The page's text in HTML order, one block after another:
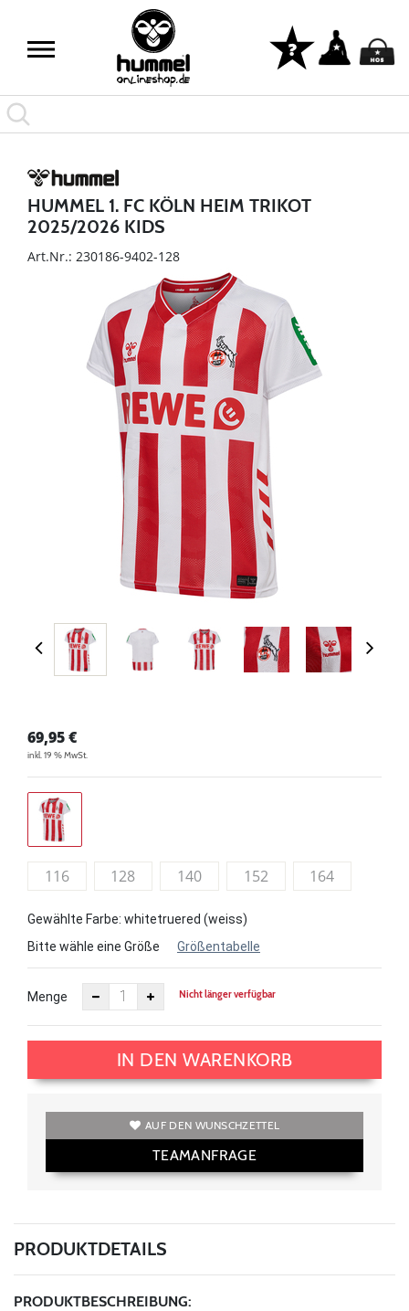
HUMMEL 1. FC KÖLN HEIM TRIKOT
2025/2026 KIDS
Art.Nr.: 230186-9402-128
69,95€
inkl. 19 % MwSt.
116 128 140 152 164
Gewählte Farbe: whitetruered (weiss)
Bitte wähle eine Größe
Größentabelle
Menge Nicht länger verfügbar
IN DEN WARENKORB
AUF DEN WUNSCHZETTEL
TEAMANFRAGE
PRODUKTDETAILS
PRODUKTBESCHREIBUNG: